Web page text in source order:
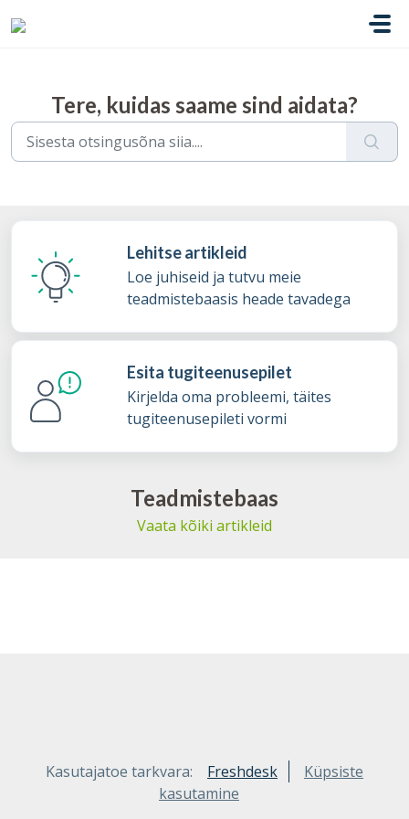
Tere, kuidas saame sind aidata?
Lehitse artikleid
Loe juhiseid ja tutvu meie
teadmistebaasis heade tavadega
Esita tugiteenusepilet
Kirjelda oma probleemi, täites
tugiteenusepileti vormi
Teadmistebaas
Vaata kõiki artikleid
Kasutajatoe tarkvara: Freshdesk
Küpsiste
kasutamine